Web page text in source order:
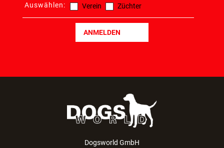
Auswählen: Verein Züchter
ANMELDEN
Dogsworld GmbH